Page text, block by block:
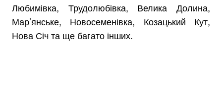
Любимівка, Трудолюбівка, Велика Долина,
Мар’янське, Новосеменівка, Козацький Кут,
Нова Січ та ще багато інших.